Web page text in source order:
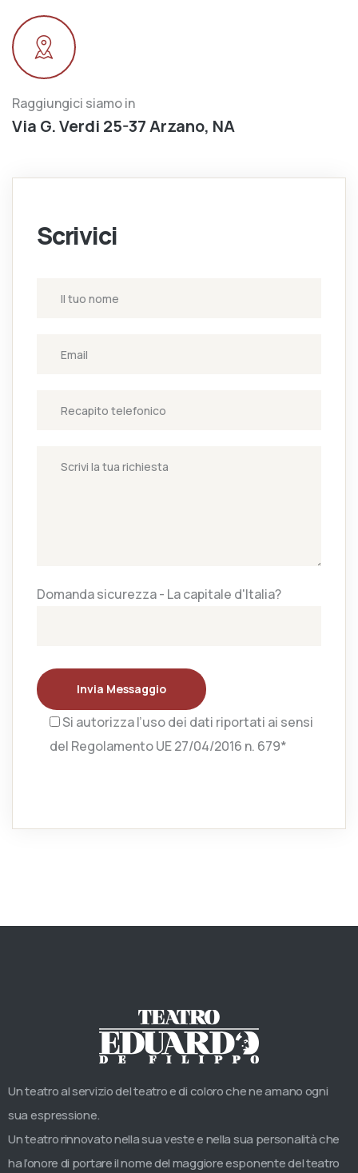
Raggiungici siamo in
Via G. Verdi 25-37 Arzano, NA
Scrivici
Domanda sicurezza - La capitale d'Italia?
Invia Messaggio
Si autorizza l’uso dei dati riportati ai sensi
del Regolamento UE 27/04/2016 n. 679*
Un teatro al servizio del teatro e di coloro che ne amano ogni
sua espressione.
Un teatro rinnovato nella sua veste e nella sua personalità che
ha l’onore di portare il nome del maggiore esponente del teatro